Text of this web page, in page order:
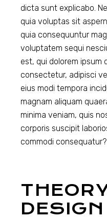
dicta sunt explicabo.
quia voluptas sit
quia consequuntur
voluptatem sequi
est, qui dolorem ipsum
consectetur, adipisci
eius modi tempora
magnam aliquam
minima veniam, quis
corporis suscipit
commodi consequatur?
DESIGN